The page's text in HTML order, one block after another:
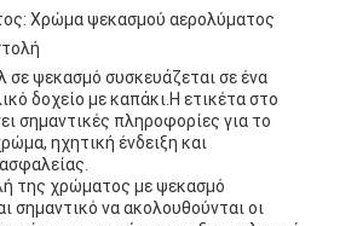
Χρώμα ψεκασμού αερολύματος
σε ψεκασμό συσκευάζεται σε ένα
δοχείο με καπάκι.Η ετικέτα στο
σημαντικές πληροφορίες για το
ηχητική ένδειξη και
της χρώματος με ψεκασμό
σημαντικό να ακολουθούνται οι